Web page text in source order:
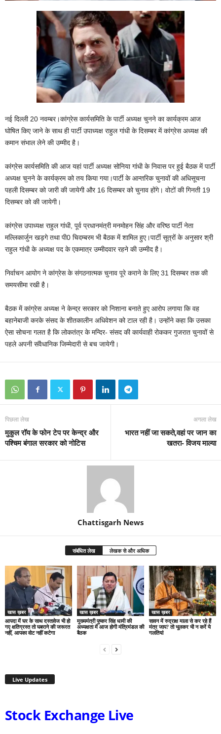
नई दिल्ली 20 नवम्बर।कांग्रेस कार्यसमिति के पार्टी अध्यक्ष चुनने का कार्यक्रम आज
घोषित किए जाने के साथ ही पार्टी उपाध्यक्ष राहुल गांधी के दिसम्बर में कांग्रेस अध्यक्ष की
कमान संभाल लेने की उम्मीद है।
कांग्रेस कार्यसमिति की आज यहां पार्टी अध्यक्ष सोनिया गांधी के निवास पर हुई बैठक में पार्टी
अध्यक्ष चुनने के कार्यक्रम को तय किया गया।पार्टी के आन्तरिक चुनावों की अधिसूचना
पहली दिसम्बर को जारी की जायेगी और 16 दिसम्बर को चुनाव होंगे। वोटों की गिनती 19
दिसम्बर को की जायेगी।
कांग्रेस उपाध्यक्ष राहुल गांधी, पूर्व प्रधानमंत्री मनमोहन सिंह और वरिष्ठ पार्टी नेता
मल्लिकार्जुन खड़गे तथा पी0 चिदम्बरम भी बैठक में शामिल हुए।पार्टी सूत्रों के अनुसार श्री
राहुल गांधी के अध्यक्ष पद के एकमात्र उम्मीदवार रहने की उम्मीद है।
निर्वाचन आयोग ने कांग्रेस के संगठनात्मक चुनाव पूरे कराने के लिए 31 दिसम्बर तक की
समयसीमा रखी है।
बैठक में कांग्रेस अध्यक्ष ने केन्द्र सरकार को निशाना बनाते हुए आरोप लगाया कि वह
बहानेबाजी करके संसद के शीतकालीन अधिवेशन को टाल रही है। उन्होंने कहा कि उसका
ऐसा सोचना गलत है कि लोकतंत्र के मन्दिर- संसद की कार्यवाही रोककर गुजरात चुनावों से
पहले अपनी संवैधानिक जिम्मेदारी से बच जायेगी।
पिछला लेख
मुकुल रॉय के फोन टेप पर केन्द्र और
पश्चिम बंगाल सरकार को नोटिस
अगला लेख
भारत नहीं जा सकते,वहां पर जान का
खतरा- विजय माल्या
Chattisgarh News
संबंधित लेख लेखक से और अधिक
खास ख़बर
आपदा में घर के साथ दस्तावेज भी हो
गए क्षतिग्रस्त तो घबराने की जरूरत
नहीं, आपका वोट नहीं कटेगा
खास ख़बर
मुख्यमंत्री पुष्कर सिंह धामी की
अध्यक्षता में आज होगी मंत्रिमंडल की
बैठक
खास ख़बर
सावन में रुद्राक्ष माला से कर रहे हैं
मंत्र जाप? तो भूलकर भी न करें ये
गलतियां
Live Updates
Stock Exchange Live